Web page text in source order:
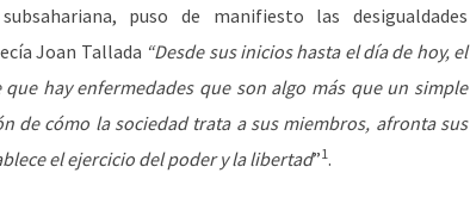
puso de manifiesto las desigualdades
Joan Tallada “Desde sus inicios hasta el día de hoy, el
hay enfermedades que son algo más que un simple
de cómo la sociedad trata a sus miembros, afronta sus
el ejercicio del poder y la libertad”1.